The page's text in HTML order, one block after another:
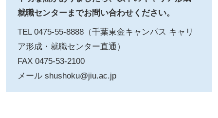
就職センターまでお問い合わせください。
TEL 0475-55-8888（千葉東金キャンパス キャリ
ア形成・就職センター直通）
FAX 0475-53-2100
メール shushoku@jiu.ac.jp